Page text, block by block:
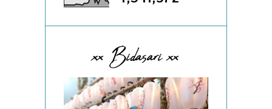
xx Bidasari xx